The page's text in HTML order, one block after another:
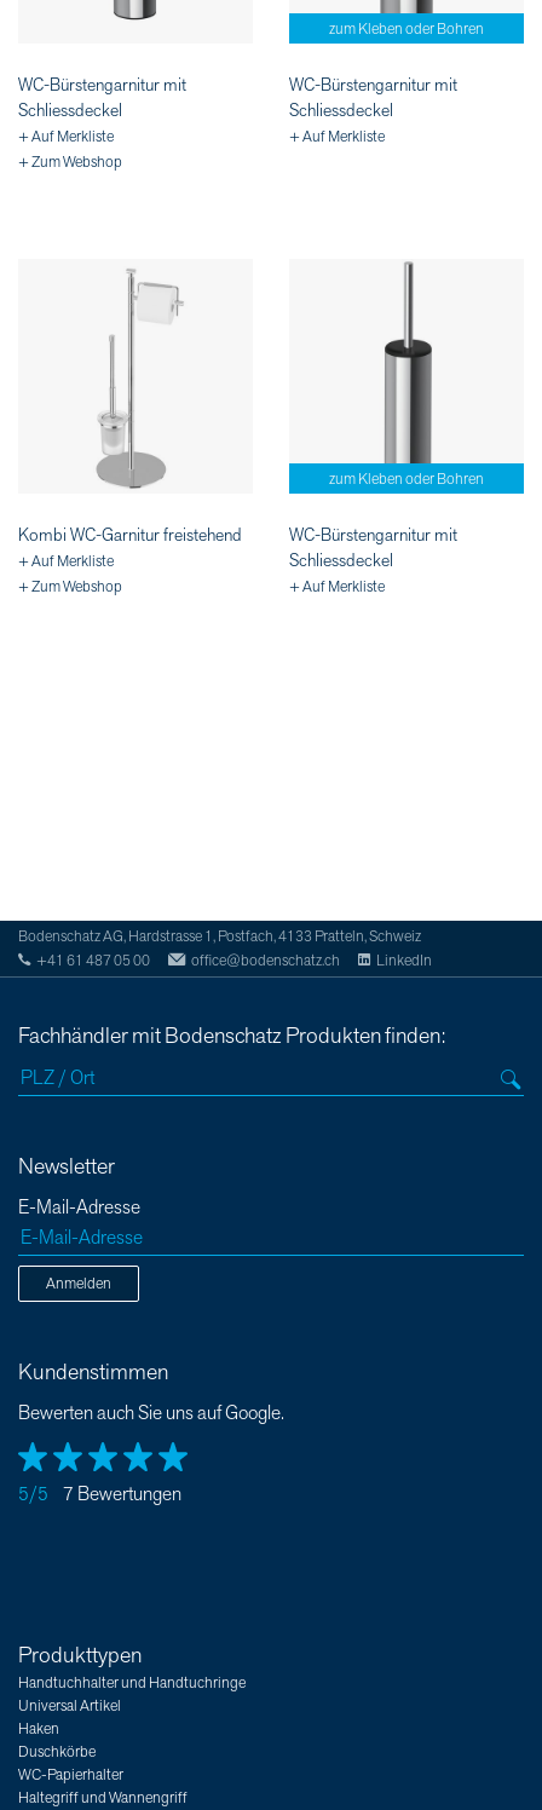
WC-Bürstengarnitur mit
Schliessdeckel
+ Auf Merkliste
+ Zum Webshop
zum Kleben oder Bohren
WC-Bürstengarnitur mit
Schliessdeckel
+ Auf Merkliste
Kombi WC-Garnitur freistehend
+ Auf Merkliste
+ Zum Webshop
zum Kleben oder Bohren
WC-Bürstengarnitur mit
Schliessdeckel
+ Auf Merkliste
Bodenschatz AG, Hardstrasse 1, Postfach, 4133 Pratteln, Schweiz
+41 61 487 05 00
office@bodenschatz.ch LinkedIn
Fachhändler mit Bodenschatz Produkten finden:
Newsletter
E-Mail-Adresse
Anmelden
Kundenstimmen
Bewerten auch Sie uns auf Google.
5/5 7 Bewertungen
Produkttypen
Handtuchhalter und Handtuchringe
Universal Artikel
Haken
Duschkörbe
WC-Papierhalter
Haltegriff und Wannengriff